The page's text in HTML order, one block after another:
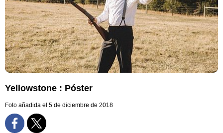
Yellowstone : Póster
Foto añadida el 5 de diciembre de 2018